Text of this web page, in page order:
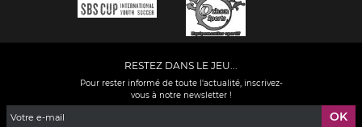
RESTEZ DANS LE JEU...
Pour rester informé de toute l'actualité, inscrivez-
vous à notre newsletter !